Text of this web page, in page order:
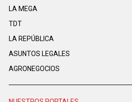
LA MEGA
TDT
LA REPÚBLICA
ASUNTOS LEGALES
AGRONEGOCIOS